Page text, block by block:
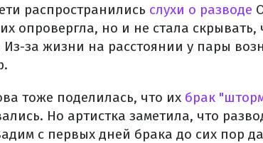
распространились слухи о разводе
опровергла, но и не стала
Из-за жизни на расстоянии у пары
тоже поделилась, что их брак
Но артистка заметила, что
с первых дней брака до сих пор